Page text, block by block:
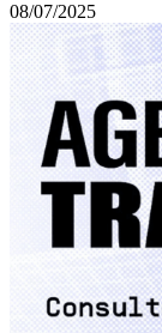
08/07/2025